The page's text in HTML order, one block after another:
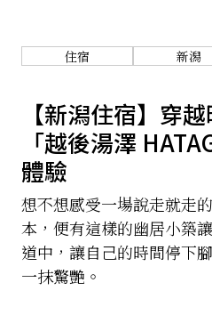
住宿 新潟
【新潟住宿】穿
「越後湯澤
體驗
想不想感受一場說走就走
本，便有這樣的幽居小築
道中，讓自己的時間停下
一抹驚艷。